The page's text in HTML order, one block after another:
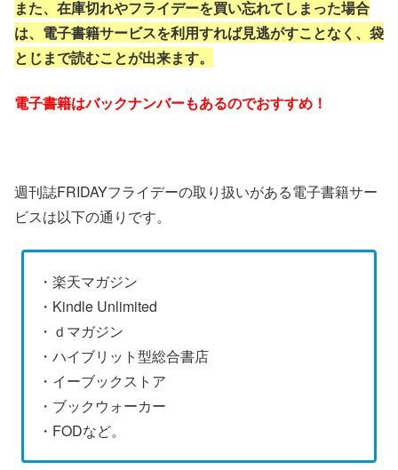
n4OnXV-CP6HpiOF_ciHVOkaQ8rq0nksVkLy-
S_rgJEqFpEXQ-
EuuBKAkPbs7K9z3Oexbdk3dxFcPI9J2rSHRE
lIMWDMagzqWsHOSm1lhZH9jva9GiWFrJEne6
UwjmbUxnZ6AtXO9-
Yc.saEcYLdaPa_Z_DwqiNIrUGrBxJCvoadwkY
%95%E3%83%A9%E3%82%A4%E3%83%87
%E3%83%BC&qid=1723133298&s=books&sp
また、在庫切れやフライデーを買い忘れてしまった場合
は、電子書籍サービスを利用すれば見逃がすことなく、袋
とじまで読むことが出来ます。
電子書籍はバックナンバーもあるのでおすすめ！
週刊誌FRIDAYフライデーの取り扱いがある電子書籍サー
ビスは以下の通りです。
・楽天マガジン
・Kindle Unlimited
・ｄマガジン
・ハイブリット型総合書店
・イーブックストア
・ブックウォーカー
・FODなど。